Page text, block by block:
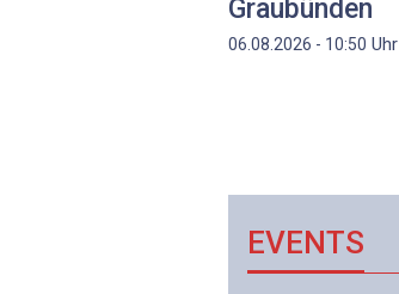
Graubünden
06.08.2026 - 10:50 Uhr
EVENTS